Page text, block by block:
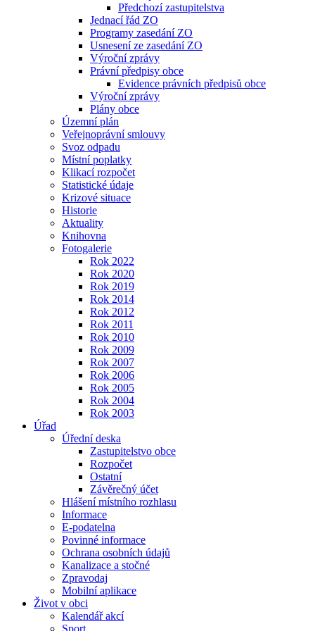
Předchozí zastupitelstva
Jednací řád ZO
Programy zasedání ZO
Usnesení ze zasedání ZO
Výroční zprávy
Právní předpisy obce
Evidence právních předpisů obce
Výroční zprávy
Plány obce
Územní plán
Veřejnoprávní smlouvy
Svoz odpadu
Místní poplatky
Klikací rozpočet
Statistické údaje
Krizové situace
Historie
Aktuality
Knihovna
Fotogalerie
Rok 2022
Rok 2020
Rok 2019
Rok 2014
Rok 2012
Rok 2011
Rok 2010
Rok 2009
Rok 2007
Rok 2006
Rok 2005
Rok 2004
Rok 2003
Úřad
Úřední deska
Zastupitelstvo obce
Rozpočet
Ostatní
Závěrečný účet
Hlášení místního rozhlasu
Informace
E-podatelna
Povinné informace
Ochrana osobních údajů
Kanalizace a stočné
Zpravodaj
Mobilní aplikace
Život v obci
Kalendář akcí
Sport